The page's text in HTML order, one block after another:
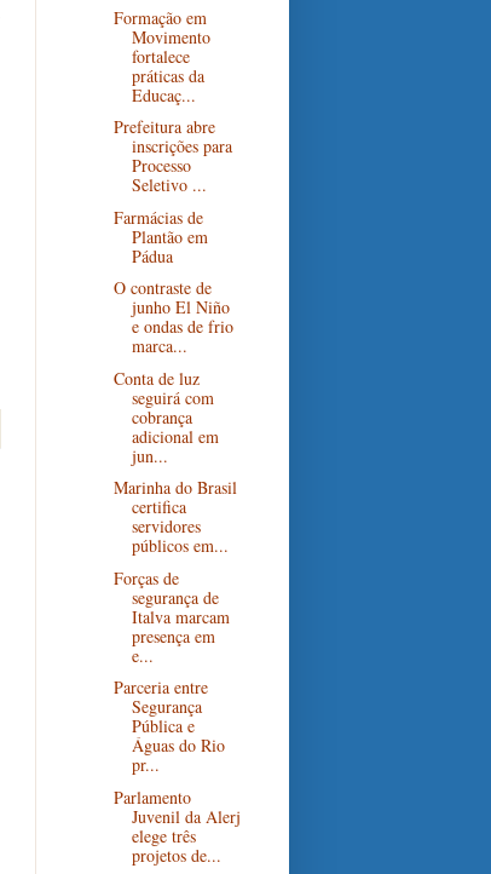
Formação em
Movimento
fortalece
práticas da
Educaç...
Prefeitura abre
inscrições para
Processo
Seletivo ...
Farmácias de
Plantão em
Pádua
O contraste de
junho El Niño
e ondas de frio
marca...
Conta de luz
seguirá com
cobrança
adicional em
jun...
Marinha do Brasil
certifica
servidores
públicos em...
Forças de
segurança de
Italva marcam
presença em
e...
Parceria entre
Segurança
Pública e
Águas do Rio
pr...
Parlamento
Juvenil da Alerj
elege três
projetos de...